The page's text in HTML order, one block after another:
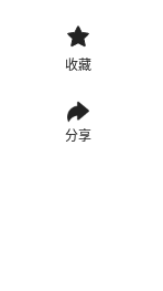
收藏
分享